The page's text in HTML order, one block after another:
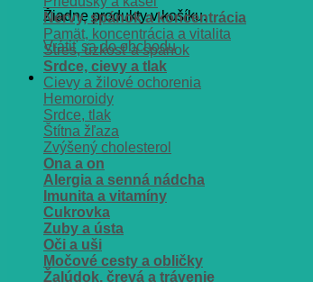
Žiadne produkty v košíku.
Vrátiť sa do obchodu
Nervy, spánok a koncentrácia
Pamät, koncentrácia a vitalita
Stres, úzkosť a spánok
Srdce, cievy a tlak
Cievy a žilové ochorenia
Hemoroidy
Srdce, tlak
Štítna žľaza
Zvýšený cholesterol
Ona a on
Alergia a senná nádcha
Imunita a vitamíny
Cukrovka
Zuby a ústa
Oči a uši
Močové cesty a obličky
Žalúdok, črevá a trávenie